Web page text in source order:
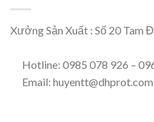
Xưởng Sản Xuất : Số 20 Tam
Hotline: 0985 078 926 –
Email: